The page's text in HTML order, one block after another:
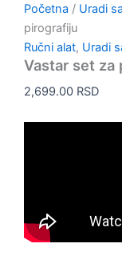
Početna / Uradi
pirografiju
Ručni alat, Uradi
Vastar set za
2,699.00 RSD